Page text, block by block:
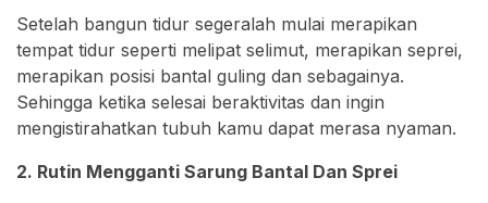
Setelah bangun tidur segeralah mulai merapikan
tempat tidur seperti melipat selimut, merapikan seprei,
merapikan posisi bantal guling dan sebagainya.
Sehingga ketika selesai beraktivitas dan ingin
mengistirahatkan tubuh kamu dapat merasa nyaman.
2. Rutin Mengganti Sarung Bantal Dan Sprei